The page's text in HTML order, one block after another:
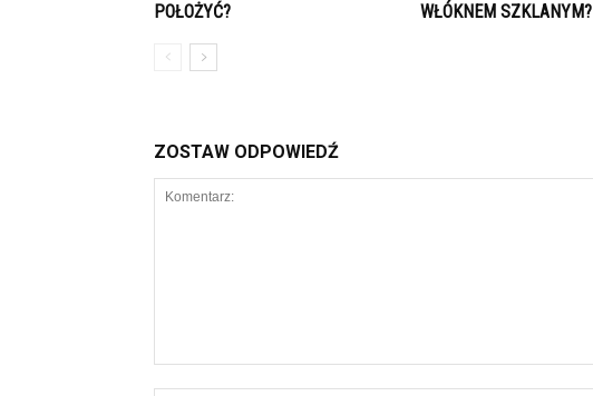
POŁOŻYĆ?
WŁÓKNEM SZKLANYM?
ZOSTAW ODPOWIEDŹ